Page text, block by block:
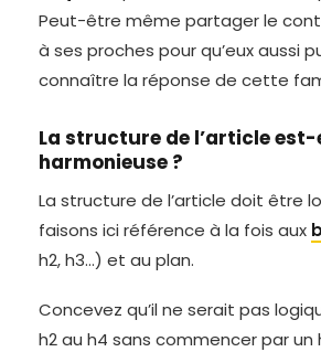
Peut-être même partager le
à ses proches pour qu’eux aussi
connaître la réponse de cette
La structure de l’article
harmonieuse ?
La structure de l’article doit être
faisons ici référence à la fois aux
h2, h3…) et au plan.
Concevez qu’il ne serait pas
h2 au h4 sans commencer par un